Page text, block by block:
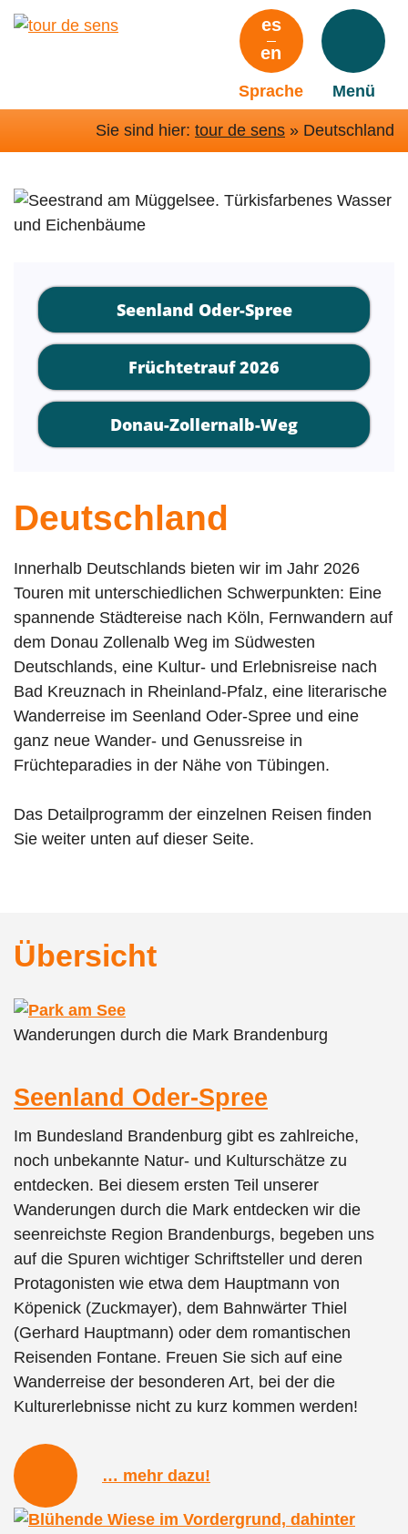
Zum
Hauptinhalt
Menü
es
en
Sprache
Sie sind hier: tour de sens » Deutschland
Seenland Oder-Spree
Früchtetrauf 2026
Donau-Zollernalb-Weg
Deutschland
Innerhalb Deutschlands bieten wir im Jahr 2026
Touren mit unterschiedlichen Schwerpunkten: Eine
spannende Städtereise nach Köln, Fernwandern auf
dem Donau Zollenalb Weg im Südwesten
Deutschlands, eine Kultur- und Erlebnisreise nach
Bad Kreuznach in Rheinland-Pfalz, eine literarische
Wanderreise im Seenland Oder-Spree und eine
ganz neue Wander- und Genussreise in
Früchteparadies in der Nähe von Tübingen.
Das Detailprogramm der einzelnen Reisen finden
Sie weiter unten auf dieser Seite.
Übersicht
Wanderungen durch die Mark Brandenburg
Seenland Oder-Spree
Im Bundesland Brandenburg gibt es zahlreiche,
noch unbekannte Natur- und Kulturschätze zu
entdecken. Bei diesem ersten Teil unserer
Wanderungen durch die Mark entdecken wir die
seenreichste Region Brandenburgs, begeben uns
auf die Spuren wichtiger Schriftsteller und deren
Protagonisten wie etwa dem Hauptmann von
Köpenick (Zuckmayer), dem Bahnwärter Thiel
(Gerhard Hauptmann) oder dem romantischen
Reisenden Fontane. Freuen Sie sich auf eine
Wanderreise der besonderen Art, bei der die
Kulturerlebnisse nicht zu kurz kommen werden!
… mehr dazu!